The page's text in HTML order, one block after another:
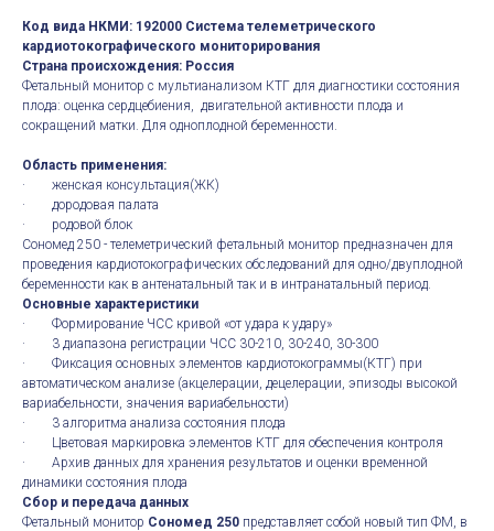
Код вида НКМИ: 192000 Система телеметрического
кардиотокографического мониторирования
Страна происхождения: Россия
Фетальный монитор с мультианализом КТГ для диагностики состояния
плода: оценка сердцебиения, двигательной активности плода и
сокращений матки. Для одноплодной беременности.
Область применения:
· женская консультация(ЖК)
· дородовая палата
· родовой блок
Сономед 250 - телеметрический фетальный монитор предназначен для
проведения кардиотокографических обследований для одно/двуплодной
беременности как в антенатальный так и в интранатальный период.
Основные характеристики
· Формирование ЧСС кривой «от удара к удару»
· 3 диапазона регистрации ЧСС 30-210, 30-240, 30-300
· Фиксация основных элементов кардиотокограммы(КТГ) при
автоматическом анализе (акцелерации, децелерации, эпизоды высокой
вариабельности, значения вариабельности)
· 3 алгоритма анализа состояния плода
· Цветовая маркировка элементов КТГ для обеспечения контроля
· Архив данных для хранения результатов и оценки временной
динамики состояния плода
Сбор и передача данных
Фетальный монитор Сономед 250 представляет собой новый тип ФМ, в